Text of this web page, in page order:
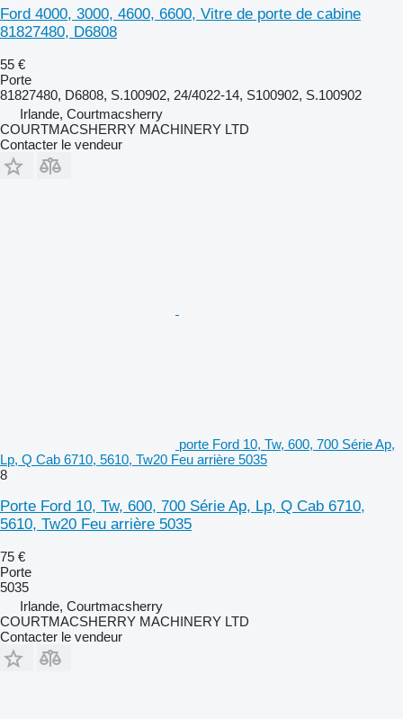
Ford 4000, 3000, 4600, 6600, Vitre de porte de cabine
81827480, D6808
55 €
Porte
81827480, D6808, S.100902, 24/4022-14, S100902, S.100902
Irlande, Courtmacsherry
COURTMACSHERRY MACHINERY LTD
Contacter le vendeur
porte Ford 10, Tw, 600, 700 Série Ap,
Lp, Q Cab 6710, 5610, Tw20 Feu arrière 5035
8
Porte Ford 10, Tw, 600, 700 Série Ap, Lp, Q Cab 6710,
5610, Tw20 Feu arrière 5035
75 €
Porte
5035
Irlande, Courtmacsherry
COURTMACSHERRY MACHINERY LTD
Contacter le vendeur